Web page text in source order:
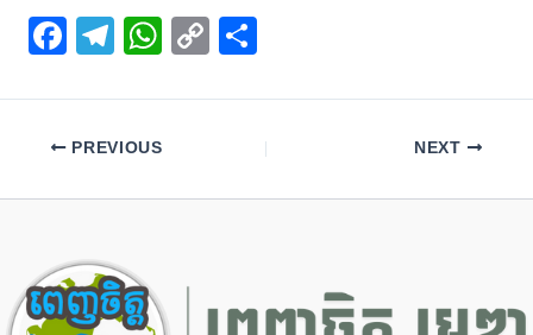
F
a
c
e
b
o
k
T
el
e
gr
a
W
h
at
A
C
o
p
Li
ar
e
PREVIOUS NEXT